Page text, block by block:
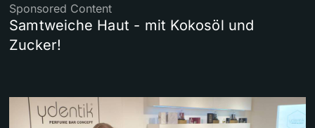
Sponsored Content
Samtweiche Haut - mit Kokosöl und
Zucker!